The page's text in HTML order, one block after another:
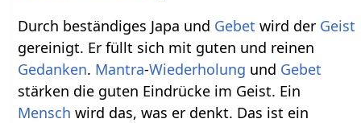
Durch beständiges Japa und Gebet wird der Geist
gereinigt. Er füllt sich mit guten und reinen
Gedanken. Mantra-Wiederholung und Gebet
stärken die guten Eindrücke im Geist. Ein
Mensch wird das, was er denkt. Das ist ein